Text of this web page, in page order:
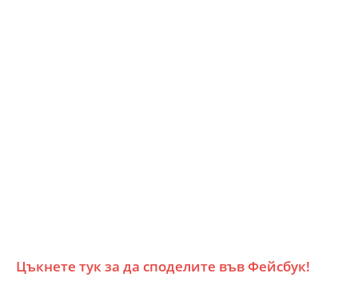
Цъкнете тук за да споделите във Фейсбук!